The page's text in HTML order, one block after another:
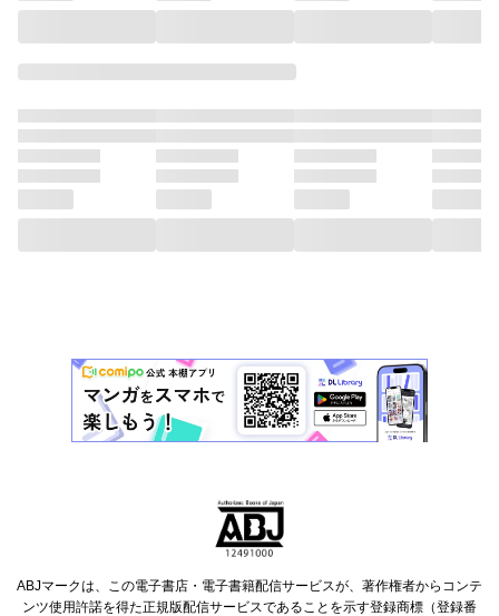
ABJマークは、この電子書店・電子書籍配信サービスが、著作権者からコンテ
ンツ使用許諾を得た正規版配信サービスであることを示す登録商標（登録番